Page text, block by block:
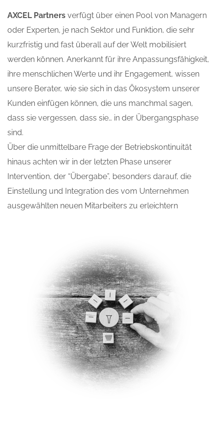
AXCEL Partners verfügt über einen Pool von Managern
oder Experten, je nach Sektor und Funktion, die sehr
kurzfristig und fast überall auf der Welt mobilisiert
werden können. Anerkannt für ihre Anpassungsfähigkeit,
ihre menschlichen Werte und ihr Engagement, wissen
unsere Berater, wie sie sich in das Ökosystem unserer
Kunden einfügen können, die uns manchmal sagen,
dass sie vergessen, dass sie… in der Übergangsphase
sind.
Über die unmittelbare Frage der Betriebskontinuität
hinaus achten wir in der letzten Phase unserer
Intervention, der “Übergabe”, besonders darauf, die
Einstellung und Integration des vom Unternehmen
ausgewählten neuen Mitarbeiters zu erleichtern